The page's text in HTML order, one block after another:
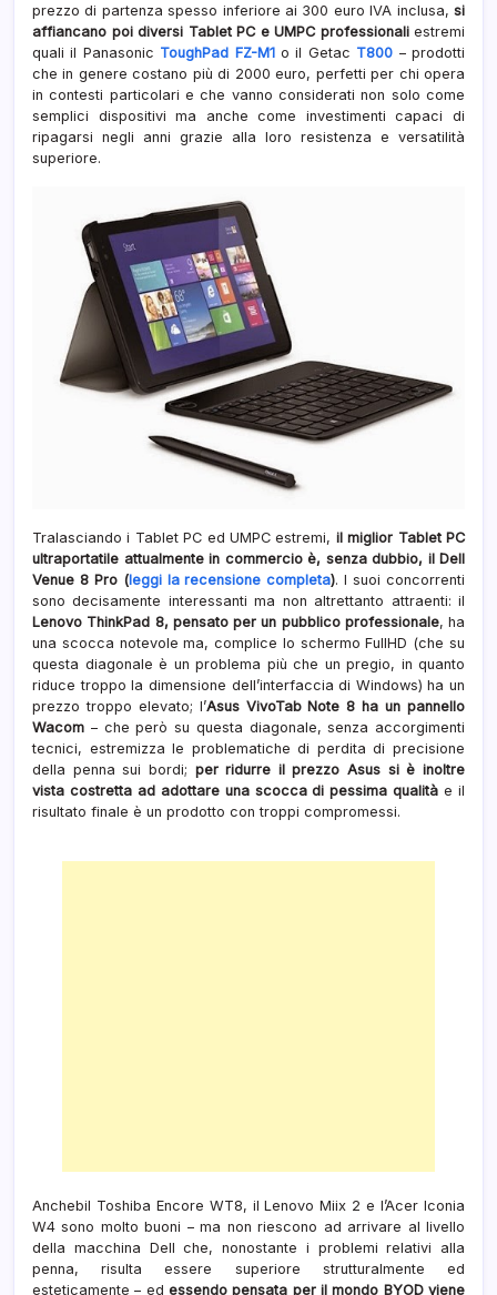
prezzo di partenza spesso inferiore ai 300 euro IVA inclusa, si
affiancano poi diversi Tablet PC e UMPC professionaliestremi
quali il Panasonic ToughPad FZ-M1o il Getac T800 – prodotti
che in genere costano più di 2000 euro, perfetti per chi opera
in contesti particolari e che vanno considerati non solo come
semplici dispositivi ma anche come investimenti capaci di
ripagarsi negli anni grazie alla loro resistenza e versatilità
superiore.
Tralasciando i Tablet PC ed UMPC estremi, il miglior Tablet PC
ultraportatile attualmente in commercio è, senza dubbio, il Dell
Venue 8 Pro (leggi la recensione completa). I suoi concorrenti
sono decisamente interessanti ma non altrettanto attraenti: il
Lenovo ThinkPad 8, pensato per un pubblico professionale, ha
una scocca notevole ma, complice lo schermo FullHD (che su
questa diagonale è un problema più che un pregio, in quanto
riduce troppo la dimensione dell’interfaccia di Windows) ha un
prezzo troppo elevato; l’Asus VivoTab Note 8 ha un pannello
Wacom – che però su questa diagonale, senza accorgimenti
tecnici, estremizza le problematiche di perdita di precisione
della penna sui bordi; per ridurre il prezzo Asus si è inoltre
vista costretta ad adottare una scocca di pessima qualitàe il
risultato finale è un prodotto con troppi compromessi.
Anchebil Toshiba Encore WT8, il Lenovo Miix 2 e l’Acer Iconia
W4 sono molto buoni – ma non riescono ad arrivare al livello
della macchina Dell che, nonostante i problemi relativi alla
penna, risulta essere superiore strutturalmente ed
esteticamente – ed essendo pensata per il mondo BYOD viene